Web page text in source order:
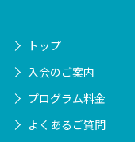
トップ
入会のご案内
プログラム料金
よくあるご質問